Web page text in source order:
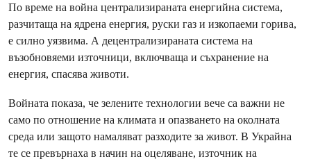
По време на война централизираната енергийна система,
разчитаща на ядрена енергия, руски газ и изкопаеми горива,
е силно уязвима. А децентрализираната система на
възобновяеми източници, включваща и съхранение на
енергия, спасява животи.
Войната показа, че зелените технологии вече са важни не
само по отношение на климата и опазването на околната
среда или защото намаляват разходите за живот. В Украйна
те се превърнаха в начин на оцеляване, източник на